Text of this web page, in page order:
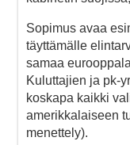
Sopimus avaa
täyttämälle
samaa
Kuluttajien ja pk-
koskapa kaikki
amerikkalaiseen
menettely).